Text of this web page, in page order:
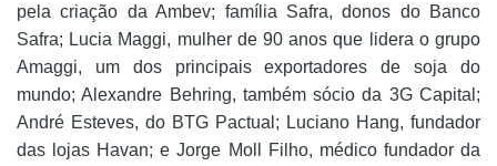
pela criação da Ambev; família Safra, donos do Banco
Safra; Lucia Maggi, mulher de 90 anos que lidera o grupo
Amaggi, um dos principais exportadores de soja do
mundo; Alexandre Behring, também sócio da 3G Capital;
André Esteves, do BTG Pactual; Luciano Hang, fundador
das lojas Havan; e Jorge Moll Filho, médico fundador da